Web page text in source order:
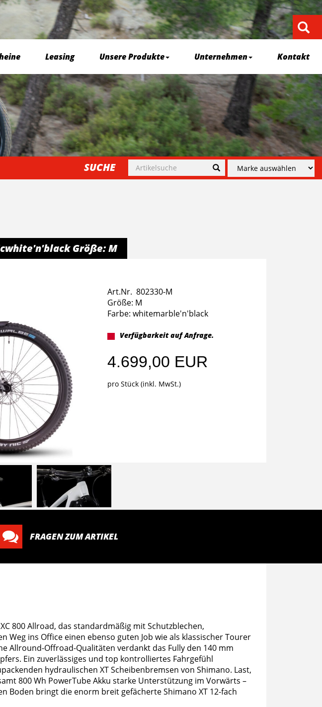
Leasing Unsere Produkte Unternehmen Kontakt
SUCHE
Größe: M
Art.Nr. 802330-M
Größe: M
Farbe: whitemarble'n'black
Verfügbarkeit auf Anfrage.
4.699,00 EUR
pro Stück (inkl. MwSt.)
FRAGEN ZUM ARTIKEL
800 Allroad, das standardmäßig mit Schutzblechen,
ins Office einen ebenso guten Job wie als klassischer Tourer
Allround-Offroad-Qualitäten verdankt das Fully den 140 mm
Ein zuverlässiges und top kontrolliertes Fahrgefühl
hydraulischen XT Scheibenbremsen von Shimano. Last,
800 Wh PowerTube Akku starke Unterstützung im Vorwärts –
Boden bringt die enorm breit gefächerte Shimano XT 12-fach